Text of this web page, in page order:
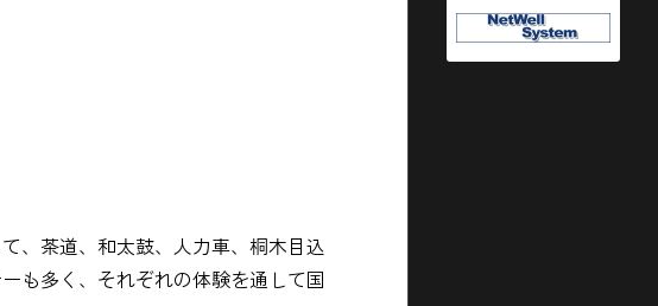
、茶道、和太鼓、人力車、桐木目込
も多く、それぞれの体験を通して国